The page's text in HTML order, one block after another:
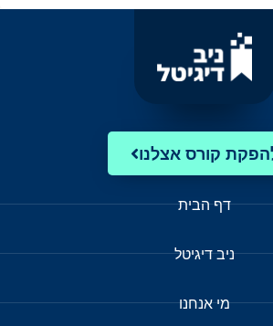
קורס אצלנו
דף הבית
ניב דיגיטל
מי אנחנו